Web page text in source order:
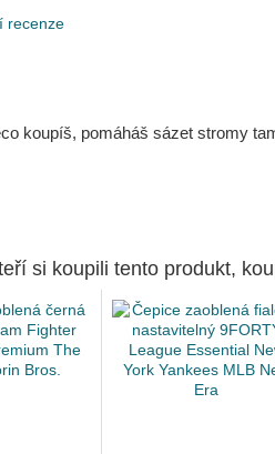
recenze
koupíš, pomáháš sázet stromy
si koupili tento produkt,